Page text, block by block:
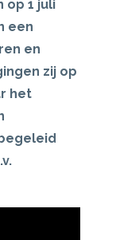
op 1 juli
een
en
zij op
het